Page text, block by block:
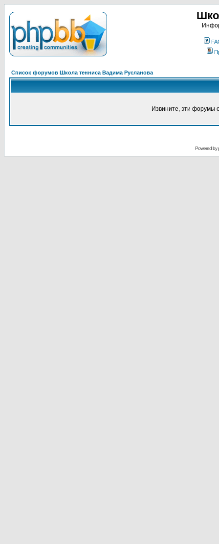
Список форумов Школа тенниса Вадима Русланова
Извините, эти форумы
Powered by